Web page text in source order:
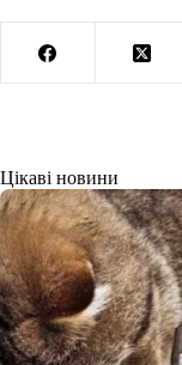
Цікаві новини